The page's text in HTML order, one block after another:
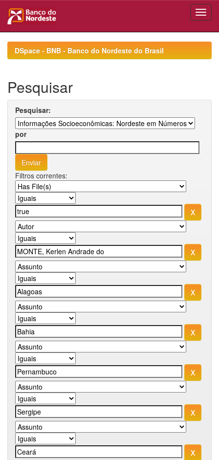
navigationDSpace - BNB - Banco do Nordeste do Brasil
Pesquisar
Pesquisar:
por
Filtros correntes: